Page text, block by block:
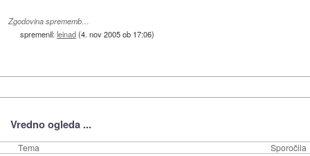
Zgodovina sprememb…
spremenil:leinad(4. nov 2005 ob 17:06)
Vredno ogleda ...
Tema Sporočila